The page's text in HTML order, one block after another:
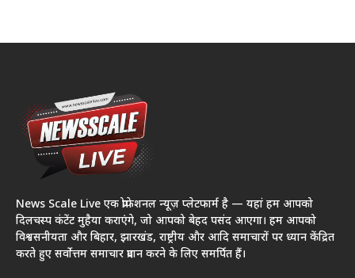
News Scale Live एक प्रोफेशनल न्यूज़ प्लेटफार्म है — यहां हम आपको
दिलचस्प कंटेंट मुहैया कराएंगे, जो आपको बेहद पसंद आएगा। हम आपको
विश्वसनीयता और बिहार, झारखंड, राष्ट्रीय और आदि समाचारों पर ध्यान केंद्रित
करते हुए सर्वोत्तम समाचार प्रदान करने के लिए समर्पित हैं।